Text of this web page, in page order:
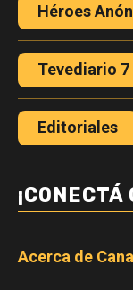
Héroes
Tevediario 7
Editoriales
¡CONECTÁ
Acerca de